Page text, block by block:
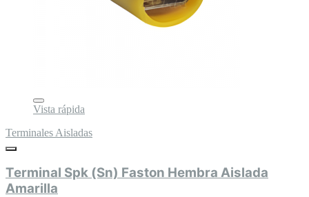
Vista rápida
Terminales Aisladas
Terminal Spk (Sn) Faston Hembra Aislada
Amarilla